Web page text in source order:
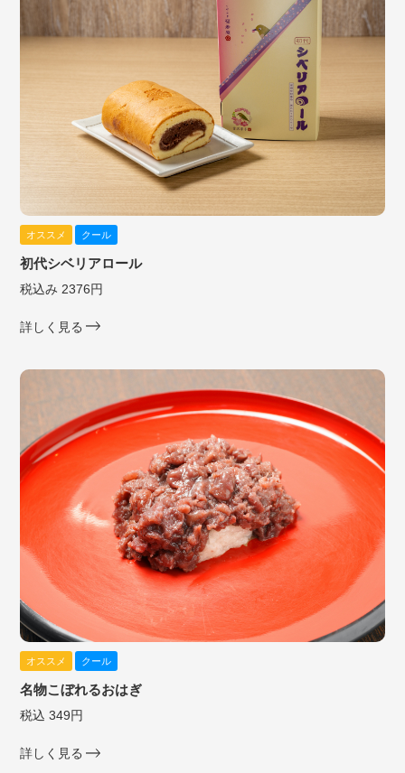
オススメ クール
初代シベリアロール
税込み 2376円
詳しく見る
オススメ クール
名物こぼれるおはぎ
税込 349円
詳しく見る